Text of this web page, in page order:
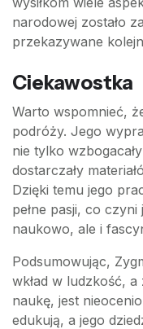
narodowej zostało
przekazywane
Ciekawostka
Warto wspomnieć,
podróży. Jego
nie tylko
dostarczały
Dzięki temu jego
pełne pasji, co
naukowo, ale i
Podsumowując,
wkład w ludzkość,
naukę, jest
edukują, a jego